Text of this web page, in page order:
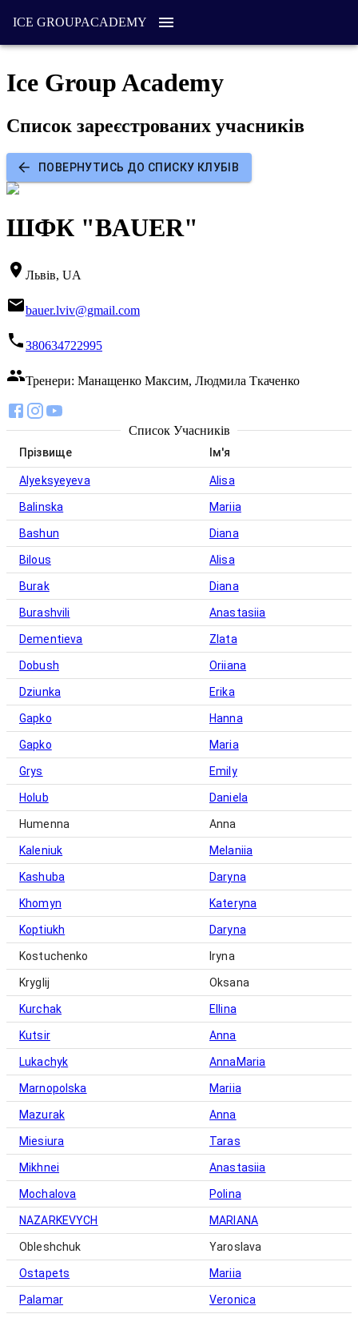
ICE GROUPACADEMY
Ice Group Academy
Список зареєстрованих учасників
ПОВЕРНУТИСЬ ДО СПИСКУ КЛУБІВ
ШФК "BAUER"
Львів, UA
bauer.lviv@gmail.com
380634722995
Тренери: Манащенко Максим, Людмила Ткаченко
Список Учасників
Прізвище Ім'я
Alyeksyeyeva Alisa
Balinska Mariia
Bashun Diana
Bilous Alisa
Burak Diana
Burashvili Anastasiia
Dementieva Zlata
Dobush Oriiana
Dziunka Erika
Gapko Hanna
Gapko Maria
Grys Emily
Holub Daniela
Humenna Anna
Kaleniuk Melaniia
Kashuba Daryna
Khomyn Kateryna
Koptiukh Daryna
Kostuchenko Iryna
Kryglij Oksana
Kurchak Ellina
Kutsir Anna
Lukachyk AnnaMaria
Marnopolska Mariia
Mazurak Anna
Miesiura Taras
Mikhnei Anastasiia
Mochalova Polina
NAZARKEVYCH MARIANA
Obleshchuk Yaroslava
Ostapets Mariia
Palamar Veronica